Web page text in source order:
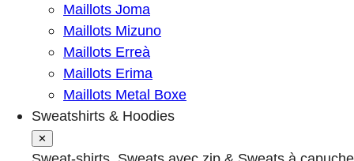
Maillots Joma
Maillots Mizuno
Maillots Erreà
Maillots Erima
Maillots Metal Boxe
Sweatshirts & Hoodies
✕